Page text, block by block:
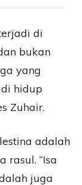
di
bukan
yang
hidup
Zuhair.
adalah
rasul. “Isa
juga